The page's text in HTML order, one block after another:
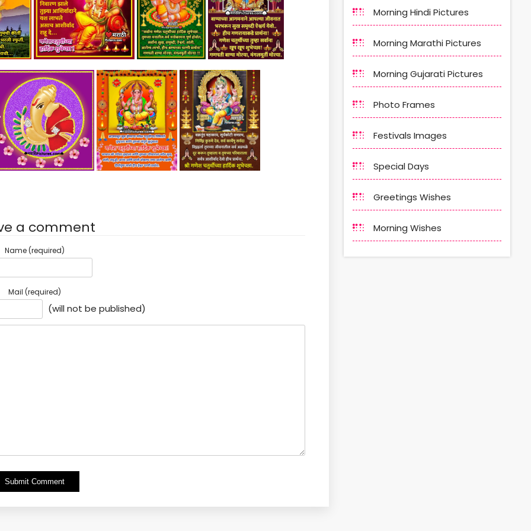
a comment
Name (required)
Mail (required)
(will not be published)
Alternative:
Morning Hindi Pictures
Morning Marathi Pictures
Morning Gujarati Pictures
Photo Frames
Festivals Images
Special Days
Greetings Wishes
Morning Wishes